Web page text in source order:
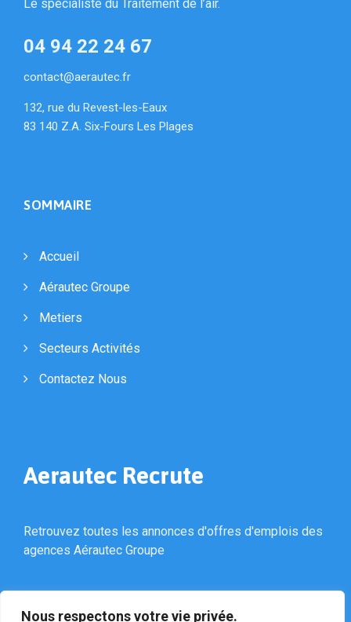
Nous respectons votre vie privée.
Le spécialiste du Traitement de l’air.
04 94 22 24 67
contact@aerautec.fr
132, rue du Revest-les-Eaux
83 140 Z.A. Six-Fours Les Plages
SOMMAIRE
Accueil
Aérautec Groupe
Metiers
Secteurs Activités
Contactez Nous
Aerautec Recrute
Retrouvez toutes les annonces d'offres d'emplois des
agences Aérautec Groupe